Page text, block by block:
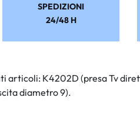
SPEDIZIONI
24/48 H
articoli: K4202D (presa Tv
diametro 9).